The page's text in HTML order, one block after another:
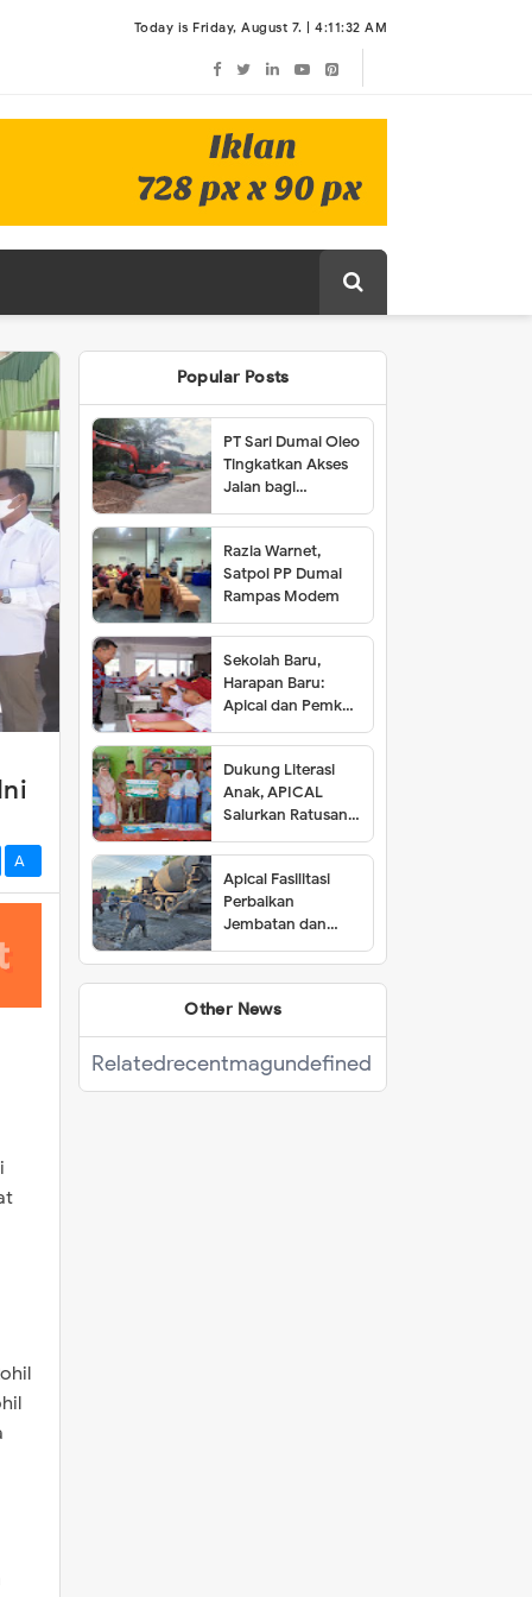
Today is Friday, August 7. | 4:11:32 AM
A-
Popular Posts
PT Sari Dumai Oleo
Tingkatkan Akses
Jalan bagi
Masyarakat Lubuk
Gaung
Razia Warnet,
Satpol PP Dumai
Rampas Modem
Sekolah Baru,
Harapan Baru:
Apical dan Pemkot
Dumai Resmikan
SDN 001 Lubuk
Gaung
Dukung Literasi
Anak, APICAL
Salurkan Ratusan
Buku ke Tiga SD di
Dumai
Apical Fasilitasi
Perbaikan
Jembatan dan
Jalan di Kelurahan
Lubuk Gaung
Other News
Relatedrecentmagundefined